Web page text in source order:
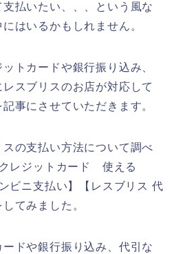
払いたい、、、という風な
はいるかもしれません。
トカードや銀行振り込み、
スブリスのお店が対応して
事にさせていただきます。
の支払い方法について調べ
レジットカード 使える
ビニ支払い】【レスブリス 代
てみました。
ドや銀行振り込み、代引な